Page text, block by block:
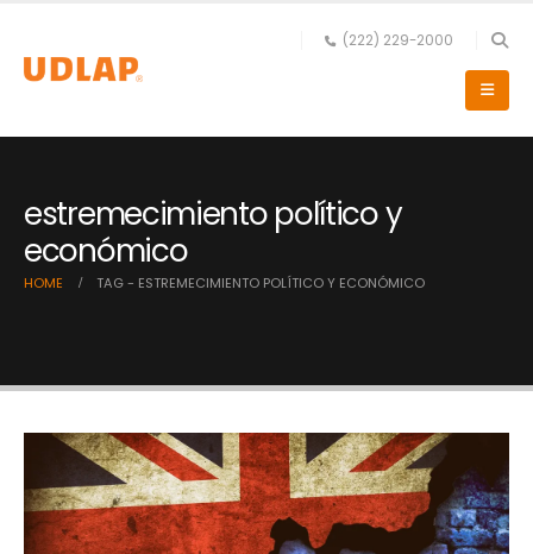
(222) 229-2000
estremecimiento político y
económico
HOME TAG - ESTREMECIMIENTO POLÍTICO Y ECONÓMICO